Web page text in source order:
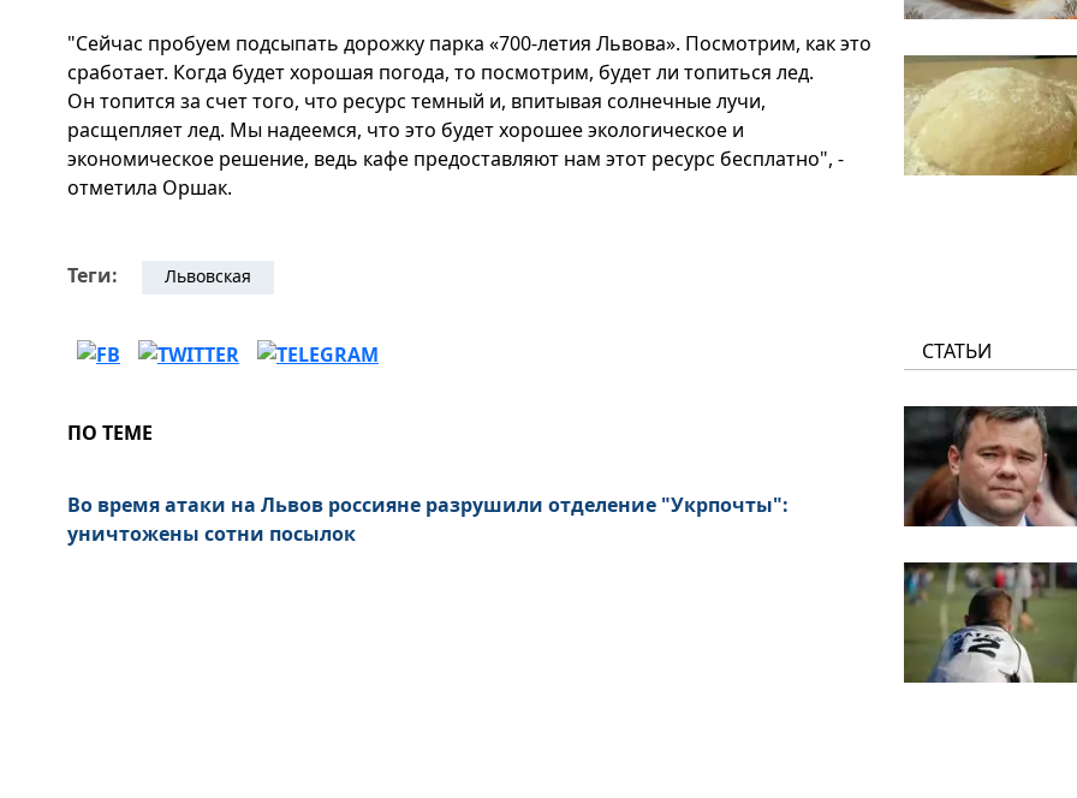
"Сейчас пробуем подсыпать дорожку парка «700-летия Львова». Посмотрим, как это
сработает. Когда будет хорошая погода, то посмотрим, будет ли топиться лед.
Он топится за счет того, что ресурс темный и, впитывая солнечные лучи,
расщепляет лед. Мы надеемся, что это будет хорошее экологическое и
экономическое решение, ведь кафе предоставляют нам этот ресурс бесплатно", -
отметила Оршак.
Теги: Львовская
ПО ТЕМЕ
Во время атаки на Львов россияне разрушили отделение "Укрпочты":
уничтожены сотни посылок
СТАТЬИ